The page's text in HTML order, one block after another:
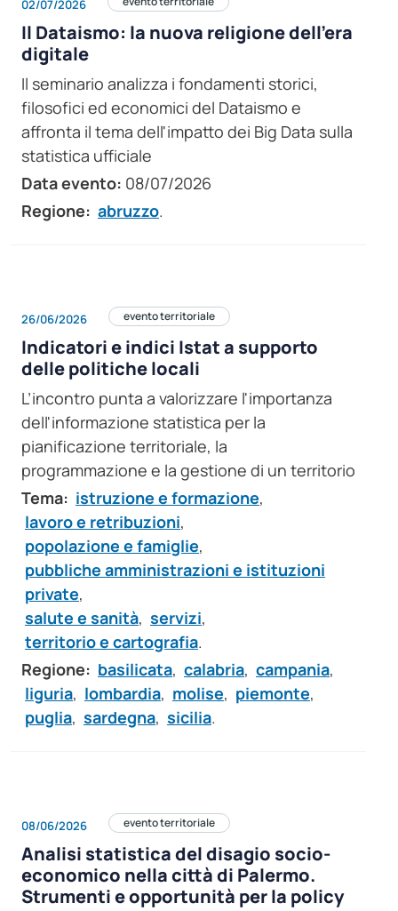
02/07/2026
Il Dataismo: la nuova religione dell’era
digitale
Il seminario analizza i fondamenti storici,
filosofici ed economici del Dataismo e
affronta il tema dell'impatto dei Big Data sulla
statistica ufficiale
Data evento: 08/07/2026
Regione: abruzzo.
26/06/2026 evento territoriale
Indicatori e indici Istat a supporto
delle politiche locali
L’incontro punta a valorizzare l'importanza
dell'informazione statistica per la
pianificazione territoriale, la
programmazione e la gestione di un territorio
Tema: istruzione e formazione,
lavoro e retribuzioni,
popolazione e famiglie,
pubbliche amministrazioni e istituzioni
private,
salute e sanità, servizi,
territorio e cartografia.
Regione: basilicata, calabria, campania,
liguria, lombardia, molise, piemonte,
puglia, sardegna, sicilia.
08/06/2026 evento territoriale
Analisi statistica del disagio socio-
economico nella città di Palermo.
Strumenti e opportunità per la policy